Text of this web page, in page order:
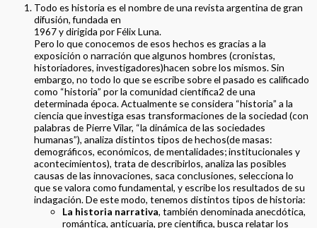
Todo es historia es el nombre de una revista argentina de gran
difusión, fundada en
1967 y dirigida por Félix Luna.
Pero lo que conocemos de esos hechos es gracias a la
exposición o narración que algunos hombres (cronistas,
historiadores, investigadores)hacen sobre los mismos. Sin
embargo, no todo lo que se escribe sobre el pasado es calificado
como “historia” por la comunidad científica2 de una
determinada época. Actualmente se considera “historia” a la
ciencia que investiga esas transformaciones de la sociedad (con
palabras de Pierre Vilar, “la dinámica de las sociedades
humanas”), analiza distintos tipos de hechos(de masas:
demográficos, económicos, de mentalidades; institucionales y
acontecimientos), trata de describirlos, analiza las posibles
causas de las innovaciones, saca conclusiones, selecciona lo
que se valora como fundamental, y escribe los resultados de su
indagación. De este modo, tenemos distintos tipos de historia:
La historia narrativa, también denominada anecdótica,
romántica, anticuaria, pre científica, busca relatar los